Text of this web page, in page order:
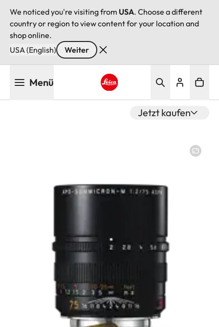
We noticed you're visiting from USA. Choose a different
country or region to view content for your location and
shop online.
USA (English)
Weiter
Menü
Jetzt kaufen